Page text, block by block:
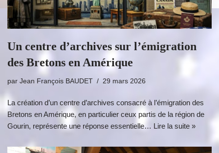
Un centre d’archives sur l’émigration
des Bretons en Amérique
par Jean François BAUDET 29 mars 2026
La création d’un centre d’archives consacré à l’émigration des
Bretons en Amérique, en particulier ceux partis de la région de
Gourin, représente une réponse essentielle… Lire la suite »